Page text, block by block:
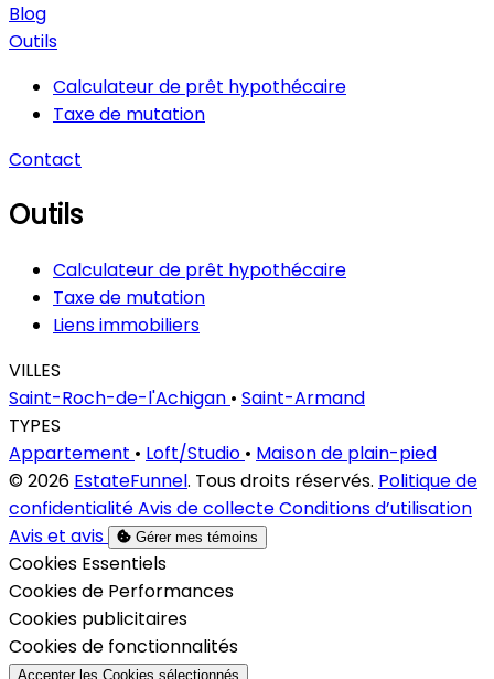
Blog
Outils
Calculateur de prêt hypothécaire
Taxe de mutation
Contact
Outils
Calculateur de prêt hypothécaire
Taxe de mutation
Liens immobiliers
VILLES
Saint-Roch-de-l'Achigan • Saint-Armand
TYPES
Appartement • Loft/Studio • Maison de plain-pied
© 2026 EstateFunnel. Tous droits réservés. Politique de
confidentialitéAvis de collecteConditions d’utilisation
Avis et avis
Gérer mes témoins
Activer
Cookies Essentiels
Activer
Cookies de Performances
Activer
Cookies publicitaires
Activer
Cookies de fonctionnalités
Accepter les Cookies sélectionnés